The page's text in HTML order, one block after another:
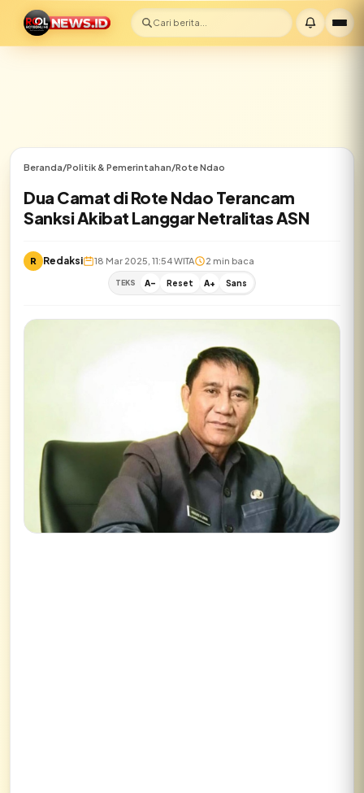
Cari berita...
Beranda/Politik & Pemerintahan/Rote Ndao
Dua Camat di Rote Ndao Terancam
Sanksi Akibat Langgar Netralitas ASN
R Redaksi 18 Mar 2025, 11:54 WITA 2 min baca
TEKS A- Reset A+ Sans
✕
Lihat semua hasil →